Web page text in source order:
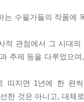
수필가들의 작품에
관점에서 그 시대
주제 등을 다루었으
따지면 1년에 한 편
한 것은 아니고, 대체